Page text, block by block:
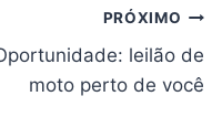
PRÓXIMO
leilão de
moto perto de você